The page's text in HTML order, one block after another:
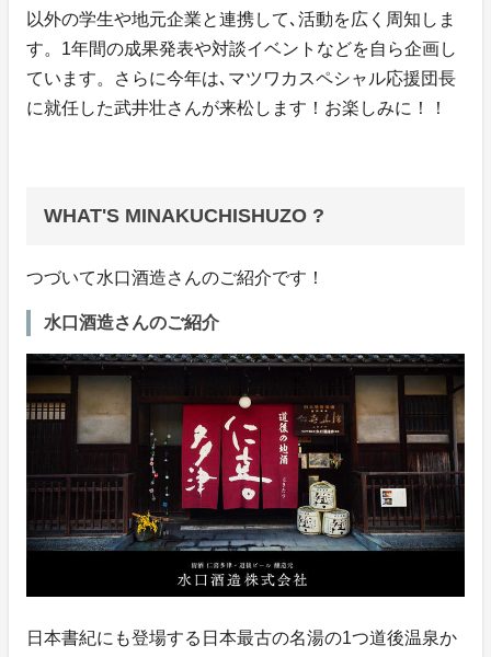
以外の学生や地元企業と連携して､活動を広く周知しま
す。1年間の成果発表や対談イベントなどを自ら企画し
ています。さらに今年は､マツワカスペシャル応援団長
に就任した武井壮さんが来松します！お楽しみに！！
WHAT'S MINAKUCHISHUZO ?
つづいて水口酒造さんのご紹介です！
水口酒造さんのご紹介
日本書紀にも登場する日本最古の名湯の1つ道後温泉か